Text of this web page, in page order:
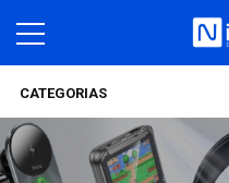
CATEGORIAS